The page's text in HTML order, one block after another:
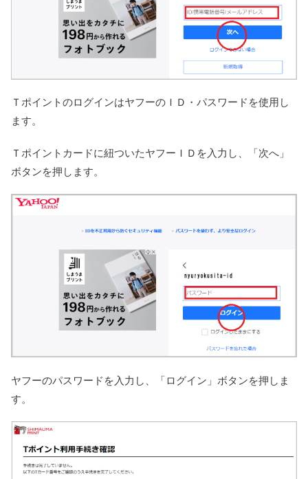
ＴポイントのログインはヤフーのＩＤ・パスワードを使用し
ます。
Ｔポイントカードに紐ついたヤフーＩＤを入力し、「次へ」
ボタンを押します。
ヤフーのパスワードを入力し、「ログイン」ボタンを押しま
す。